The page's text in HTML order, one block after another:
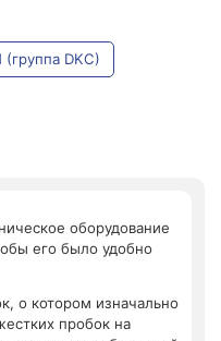
(группа DKC)
оборудование
его было удобно
о котором изначально
пробок на